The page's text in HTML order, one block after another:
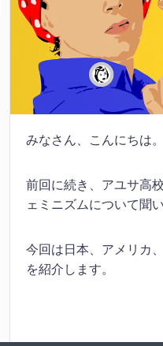
みなさん、こんにちは。
前回に続き、アユサ高
ェミニズムについて聞
今回は日本、アメリカ
を紹介します。